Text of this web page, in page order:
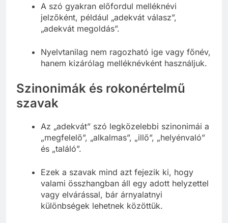
A szó gyakran előfordul melléknévi
jelzőként, például „adekvát válasz”,
„adekvát megoldás”.
Nyelvtanilag nem ragozható ige vagy főnév,
hanem kizárólag melléknévként használjuk.
Szinonimák és rokonértelmű
szavak
Az „adekvát” szó legközelebbi szinonimái a
„megfelelő”, „alkalmas”, „illő”, „helyénvaló”
és „találó”.
Ezek a szavak mind azt fejezik ki, hogy
valami összhangban áll egy adott helyzettel
vagy elvárással, bár árnyalatnyi
különbségek lehetnek közöttük.